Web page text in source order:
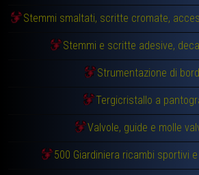
Stemmi smaltati, scritte cromate,
Stemmi e scritte adesive,
Strumentazione di
Tergicristallo a
Valvole, guide e molle
500 Giardiniera ricambi sportivi